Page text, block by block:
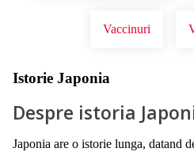
Vaccinuri
Istorie Japonia
Despre istoria
Japonia are o istorie lunga, datand